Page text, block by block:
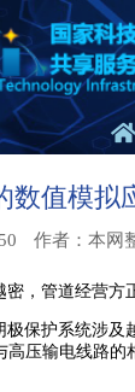
数值模拟
作者：本网
管道经营方正
护系统涉及越
高压输电线路